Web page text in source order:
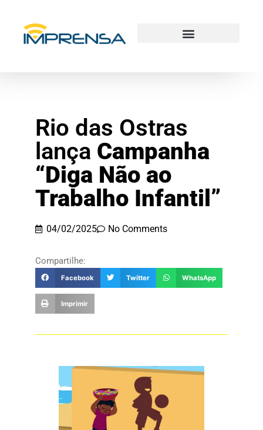
Rio das Ostras
lança Campanha
“Diga Não ao
Trabalho Infantil”
04/02/2025 No Comments
Compartilhe:
Facebook Twitter WhatsApp
Imprimir